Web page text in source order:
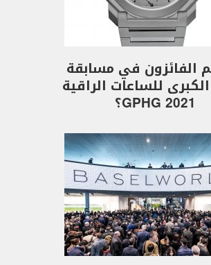
الفائزون في مسابقة
للساعات الراقية
GPHG 2021؟